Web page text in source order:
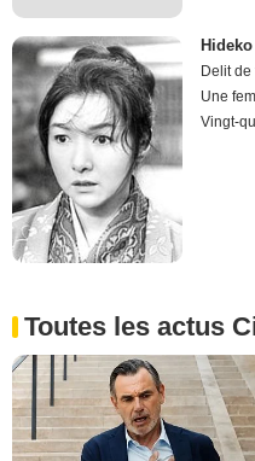
Delit de
Une
Vingt-
Toutes les actus